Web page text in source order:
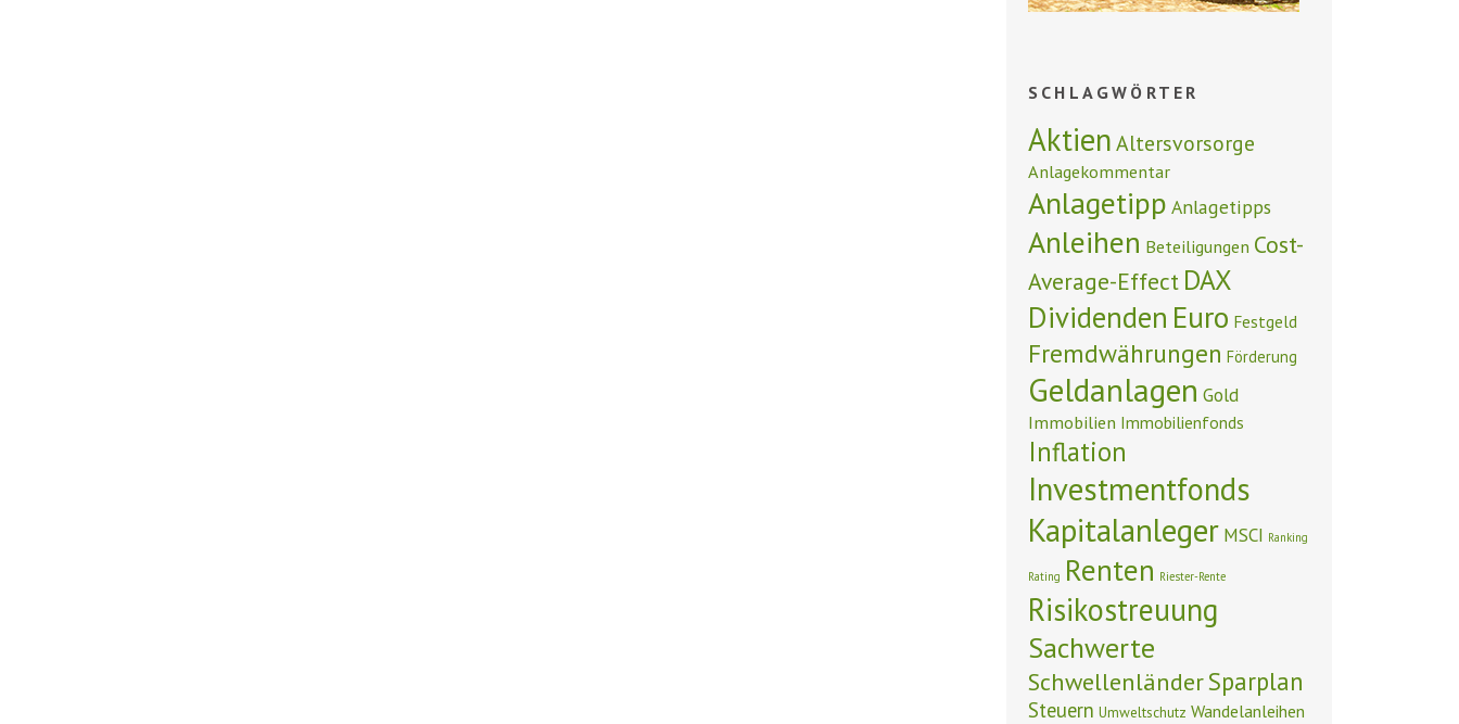
SCHLAGWÖRTER
Aktien Altersvorsorge
Anlagekommentar
Anlagetipp Anlagetipps
Anleihen Beteiligungen Cost-
Average-Effect DAX
Dividenden Euro Festgeld
Fremdwährungen Förderung
Geldanlagen Gold
Immobilien Immobilienfonds
Inflation
Investmentfonds
Kapitalanleger MSCI Ranking
Rating Renten Riester-Rente
Risikostreuung
Sachwerte
SchwellenländerSparplan
Steuern Umweltschutz Wandelanleihen